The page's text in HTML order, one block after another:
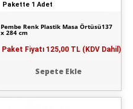
Pakette 1 Adet
Pembe Renk Plastik Masa Örtüsü137
x 284 cm
Paket Fiyatı 125,00 TL (KDV Dahil)
Sepete Ekle